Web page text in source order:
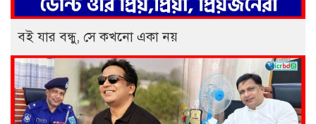
বই যার বন্ধু, সে কখনো একা নয়